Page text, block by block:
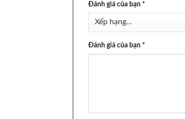
Đánh giá của bạn *
Đánh giá của bạn *